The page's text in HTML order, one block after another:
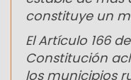
constituye un
El Artículo 166
Constitución
los municipios